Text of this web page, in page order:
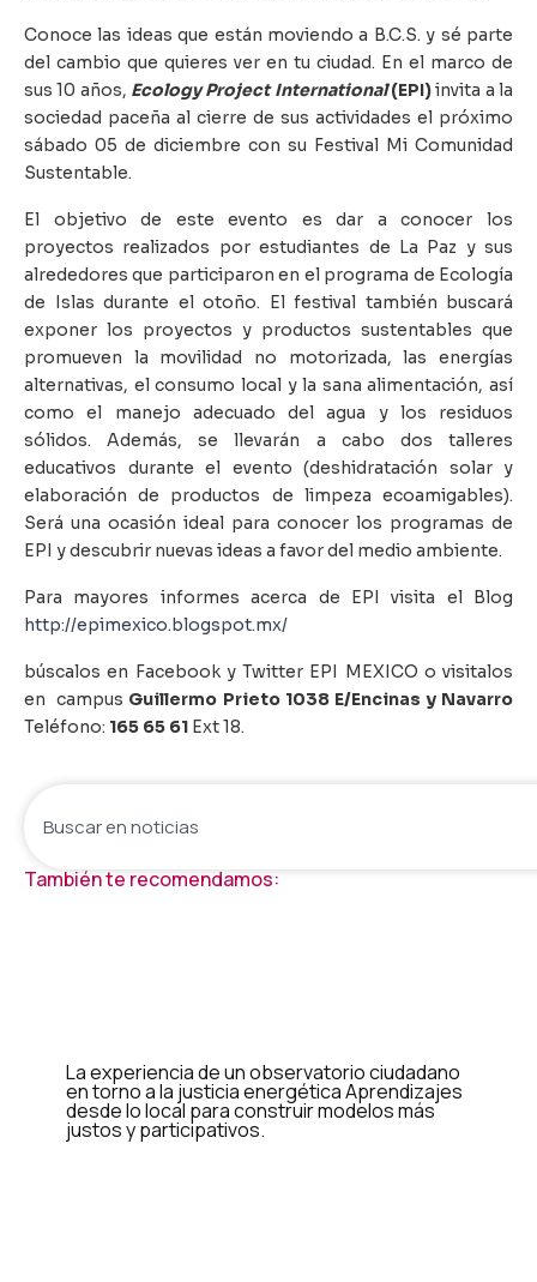
Conoce las ideas que están moviendo a B.C.S. y sé parte
del cambio que quieres ver en tu ciudad. En el marco de
sus 10 años, Ecology Project International(EPI)invita a la
sociedad paceña al cierre de sus actividades el próximo
sábado 05 de diciembre con su Festival Mi Comunidad
Sustentable.
El objetivo de este evento es dar a conocer los
proyectos realizados por estudiantes de La Paz y sus
alrededores que participaron en el programa de Ecología
de Islas durante el otoño. El festival también buscará
exponer los proyectos y productos sustentables que
promueven la movilidad no motorizada, las energías
alternativas, el consumo local y la sana alimentación, así
como el manejo adecuado del agua y los residuos
sólidos. Además, se llevarán a cabo dos talleres
educativos durante el evento (deshidratación solar y
elaboración de productos de limpeza ecoamigables).
Será una ocasión ideal para conocer los programas de
EPI y descubrir nuevas ideas a favor del medio ambiente.
Para mayores informes acerca de EPI visita el Blog
http://epimexico.blogspot.mx/
búscalos en Facebook y Twitter EPI MEXICO o visitalos
en campus Guillermo Prieto 1038 E/Encinas y Navarro
Teléfono: 165 65 61 Ext 18.
También te recomendamos:
La experiencia de un observatorio ciudadano
en torno a la justicia energética Aprendizajes
desde lo local para construir modelos más
justos y participativos.